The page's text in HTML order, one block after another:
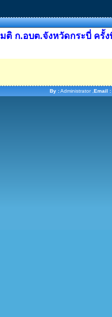
มติ ก.อบต.จังหวัดกระบี่ ค
By :Administrator , Email :